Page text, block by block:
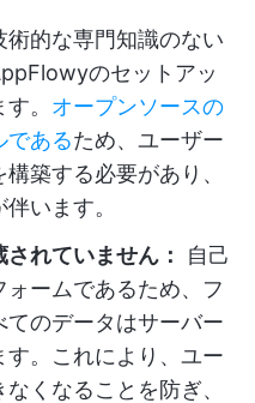
術的な専門知識のない
のセットアッ
。 オープンソースの
であるため、ユーザー
築する必要があり、
います。
れていません：
自己
ームであるため、フ
てのデータはサーバー
。これにより、ユー
くなることを防ぎ、